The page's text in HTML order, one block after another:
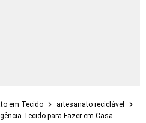
em Tecido
artesanato reciclável
Tecido para Fazer em Casa